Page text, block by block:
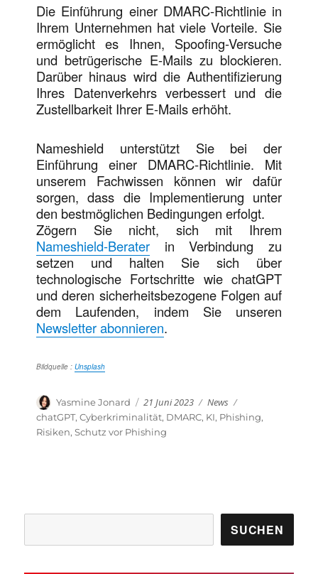
Die Einführung einer DMARC-Richtlinie in
Ihrem Unternehmen hat viele Vorteile. Sie
ermöglicht es Ihnen, Spoofing-Versuche
und betrügerische E-Mails zu blockieren.
Darüber hinaus wird die Authentifizierung
Ihres Datenverkehrs verbessert und die
Zustellbarkeit Ihrer E-Mails erhöht.
Nameshield unterstützt Sie bei der
Einführung einer DMARC-Richtlinie. Mit
unserem Fachwissen können wir dafür
sorgen, dass die Implementierung unter
den bestmöglichen Bedingungen erfolgt.
Zögern Sie nicht, sich mit Ihrem
Nameshield-Berater in Verbindung zu
setzen und halten Sie sich über
technologische Fortschritte wie chatGPT
und deren sicherheitsbezogene Folgen auf
dem Laufenden, indem Sie unseren
Newsletter abonnieren.
Bildquelle :Unsplash
Autor
Yasmine Jonard Veröffentlicht
am
21 Juni 2023 Kategorien
News
chatGPT,Cyberkriminalität, DMARC, KI, Phishing,
Risiken,Schutz vor Phishing
SUCHEN